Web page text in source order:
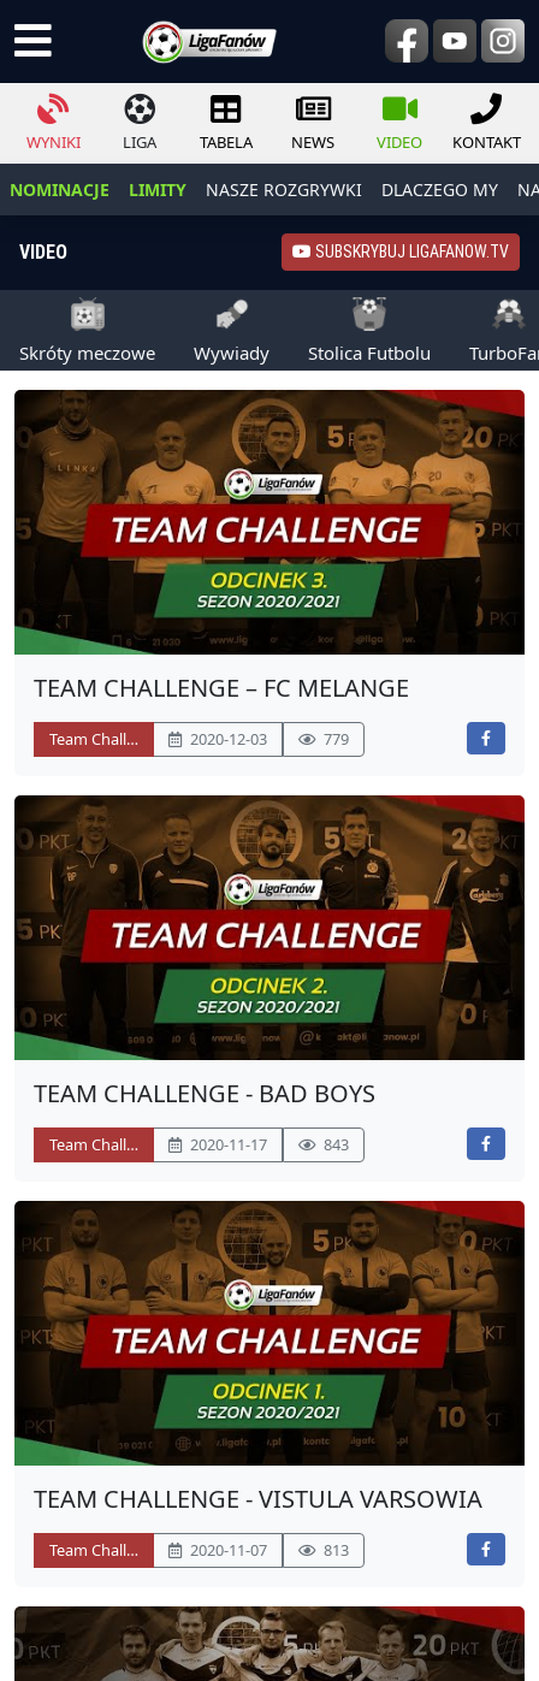
WYNIKI LIGA TABELA NEWS VIDEO KONTAKT
NOMINACJE LIMITY NASZE ROZGRYWKI DLACZEGO MY
VIDEO SUBSKRYBUJ LIGAFANOW.TV
Skróty meczowe Wywiady Stolica Futbolu
TEAM CHALLENGE – FC MELANGE
Team Challenge 2020-12-03 779
TEAM CHALLENGE - BAD BOYS
Team Challenge 2020-11-17 843
TEAM CHALLENGE - VISTULA VARSOWIA
Team Challenge 2020-11-07 813